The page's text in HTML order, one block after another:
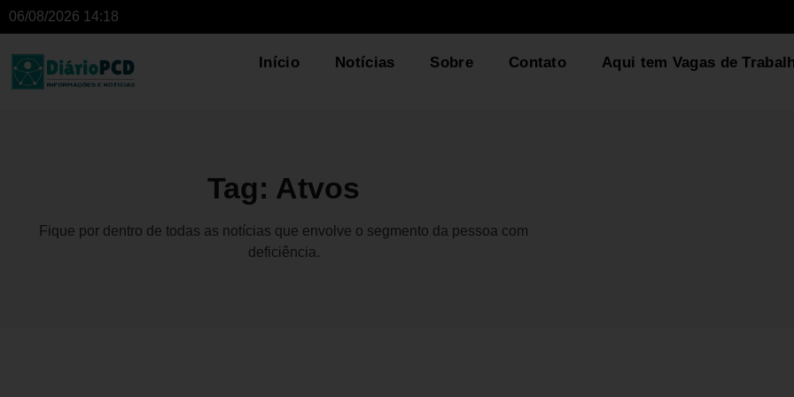
06/08/2026 14:18
Início Notícias Sobre Contato Aqui tem Vagas de
Tag: Atvos
Fique por dentro de todas as notícias que envolve o segmento da pessoa com
deficiência.